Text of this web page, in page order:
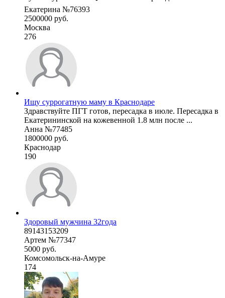
Екатерина №76393
2500000 руб.
Москва
276
Ищу суррогатную маму в Краснодаре
Здравствуйте ПГТ готов, пересадка в июле. Пересадка в
Екатерининской на кожевенной 1.8 млн после ...
Анна №77485
1800000 руб.
Краснодар
190
Здоровый мужчина 32года
89143153209
Артем №77347
5000 руб.
Комсомольск-на-Амуре
174